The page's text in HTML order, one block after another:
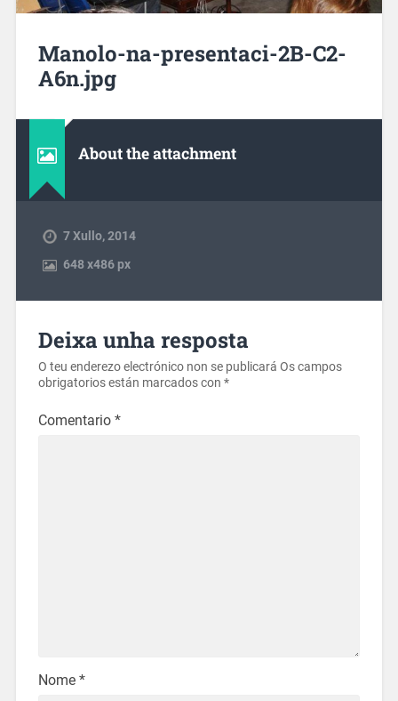
Manolo-na-presentaci-2B-C2-
A6n.jpg
About the attachment
7 Xullo, 2014
648x486 px
Deixa unha resposta
O teu enderezo electrónico non se publicará Os campos
obrigatorios están marcados con *
Comentario *
Nome *